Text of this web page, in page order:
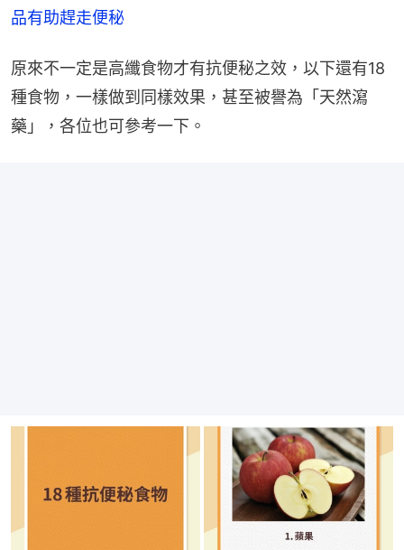
品有助趕走便秘
原來不一定是高纖食物才有抗便秘之效，以下還有18
種食物，一樣做到同樣效果，甚至被譽為「天然瀉
藥」，各位也可參考一下。